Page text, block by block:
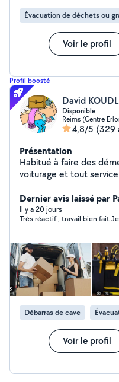
Évacuation de déchets ou
Voir le profil
Profil boosté
David
Disponible
Reims (Centre
4,8/5 (329
Présentation
Habitué à faire des
voiturage et tout
Dernier avis laissé par
Il y a 20 jours
Très réactif , travail bien fait
Débarras de cave
Voir le profil